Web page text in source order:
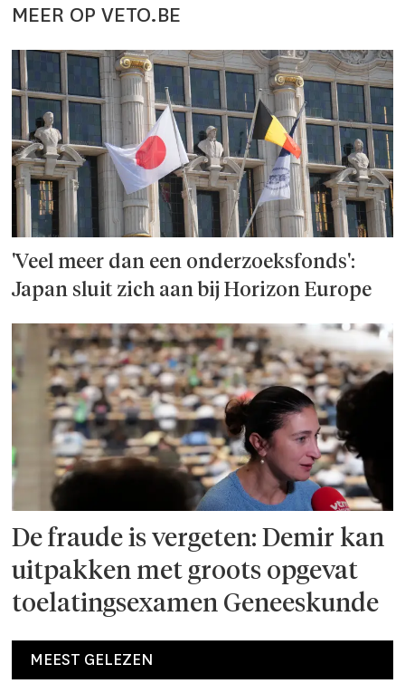
MEER OP VETO.BE
'Veel meer dan een onderzoeks­fonds':
Japan sluit zich aan bij Horizon Europe
De fraude is vergeten: Demir kan
uitpakken met groots opgevat
toelatingsexamen Geneeskunde
MEEST GELEZEN